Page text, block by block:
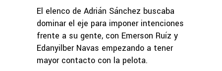
El elenco de Adrián Sánchez buscaba
dominar el eje para imponer intenciones
frente a su gente, con Emerson Ruíz y
Edanyilber Navas empezando a tener
mayor contacto con la pelota.